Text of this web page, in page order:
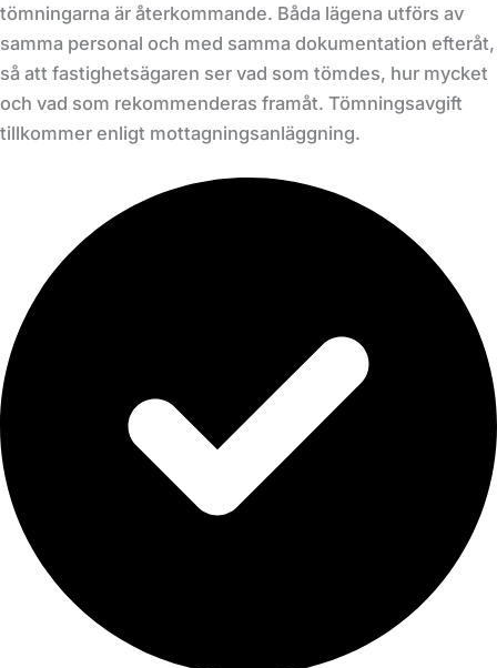
tömningarna är återkommande. Båda lägena utförs av
samma personal och med samma dokumentation efteråt,
så att fastighetsägaren ser vad som tömdes, hur mycket
och vad som rekommenderas framåt. Tömningsavgift
tillkommer enligt mottagningsanläggning.